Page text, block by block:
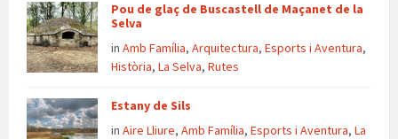
Pou de glaç de Buscastell de Maçanet de la
Selva
in Amb Família, Arquitectura, Esports i Aventura,
Història, La Selva, Rutes
Estany de Sils
in Aire Lliure, Amb Família, Esports i Aventura, La